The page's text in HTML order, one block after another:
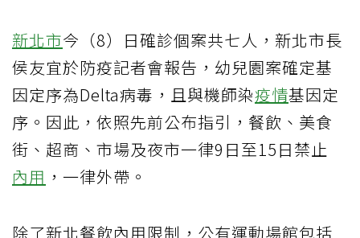
新北市今（8）日確診個案共七人，新北市長
侯友宜於防疫記者會報告，幼兒園案確定基
因定序為Delta病毒，且與機師染疫情基因定
序。因此，依照先前公布指引，餐飲、美食
街、超商、市場及夜市一律9日至15日禁止
內用 ，一律外帶。
除了新北餐飲內用限制，公有運動場館包括